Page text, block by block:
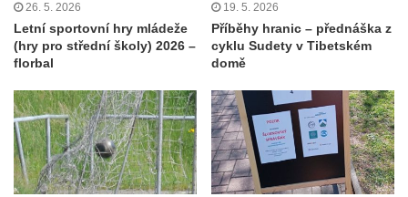
26. 5. 2026
Letní sportovní hry mládeže
(hry pro střední školy) 2026 –
florbal
19. 5. 2026
Příběhy hranic – přednáška z
cyklu Sudety v Tibetském
domě